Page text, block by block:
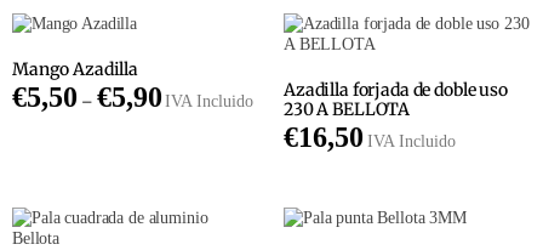
Mango Azadilla
€5,50 – €5,90 IVA Incluido
Azadilla forjada de doble uso
230 A BELLOTA
€16,50 IVA Incluido